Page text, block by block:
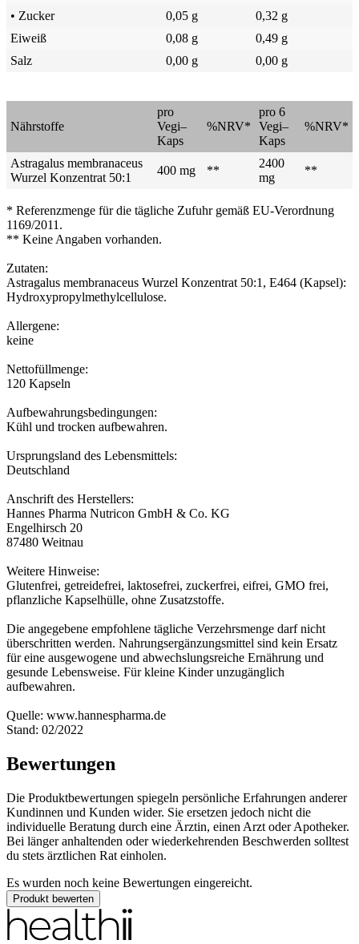
• Zucker
0,05 g
0,32 g
Eiweiß
0,08 g
0,49 g
Salz
0,00 g 0,00 g
Nährstoffe
pro
Vegi–
Kaps
%NRV*
pro 6
Vegi–
Kaps
%NRV*
Astragalus membranaceus
Wurzel Konzentrat 50:1
400 mg **
2400
mg
**
* Referenzmenge für die tägliche Zufuhr gemäß EU-Verordnung
1169/2011.
** Keine Angaben vorhanden.
Zutaten:
Astragalus membranaceus Wurzel Konzentrat 50:1, E464 (Kapsel):
Hydroxypropylmethylcellulose.
Allergene:
keine
Nettofüllmenge:
120 Kapseln
Aufbewahrungsbedingungen:
Kühl und trocken aufbewahren.
Ursprungsland des Lebensmittels:
Deutschland
Anschrift des Herstellers:
Hannes Pharma Nutricon GmbH & Co. KG
Engelhirsch 20
87480 Weitnau
Weitere Hinweise:
Glutenfrei, getreidefrei, laktosefrei, zuckerfrei, eifrei, GMO frei,
pflanzliche Kapselhülle, ohne Zusatzstoffe.
Die angegebene empfohlene tägliche Verzehrsmenge darf nicht
überschritten werden. Nahrungsergänzungsmittel sind kein Ersatz
für eine ausgewogene und abwechslungsreiche Ernährung und
gesunde Lebensweise. Für kleine Kinder unzugänglich
aufbewahren.
Quelle: www.hannespharma.de
Stand: 02/2022
Bewertungen
Die Produktbewertungen spiegeln persönliche Erfahrungen anderer
Kundinnen und Kunden wider. Sie ersetzen jedoch nicht die
individuelle Beratung durch eine Ärztin, einen Arzt oder Apotheker.
Bei länger anhaltenden oder wiederkehrenden Beschwerden solltest
du stets ärztlichen Rat einholen.
Es wurden noch keine Bewertungen eingereicht.
Produkt bewerten